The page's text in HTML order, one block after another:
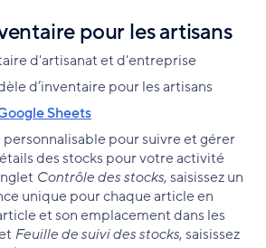
pour les artisans
d’inventaire pour les artisans
Sheets
pour suivre et gérer
des stocks pour votre activité
Contrôle des stocks, saisissez un
unique pour chaque article en
et son emplacement dans les
Feuille de suivi des stocks, saisissez